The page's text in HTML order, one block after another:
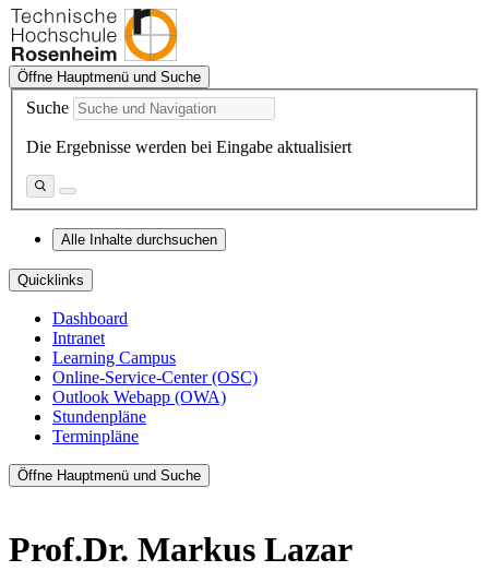
Öffne Hauptmenü und Suche
Suche
Die Ergebnisse werden bei Eingabe aktualisiert
Alle Inhalte durchsuchen
Quicklinks
Dashboard
Intranet
Learning Campus
Online-Service-Center (OSC)
Outlook Webapp (OWA)
Stundenpläne
Terminpläne
Öffne Hauptmenü und Suche
Prof.Dr. Markus Lazar